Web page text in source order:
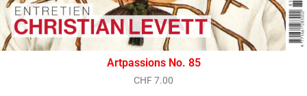
Artpassions No. 85
CHF7.00